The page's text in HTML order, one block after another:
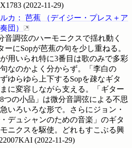
(2022-11-29)
カ ： 芭蕉 （デイジー・プレス＋ア
団 ）
音調弦のハーモニクスで揺れ動く
ーにSopが芭蕉の句を少し重ねる。
用いられ特に3番目は歌のみで多彩
なのかよく分からず。「李白の
ゆらゆら上下するSopを疎なギタ
に変容しながら支える。「ギター
つの小品」は微分音調弦による不思
いろいろな形で。さらにジョン・
デュシャンのための音楽」のギタ
ニクスを駆使。どれもすこぶる興
(2022-11-29)